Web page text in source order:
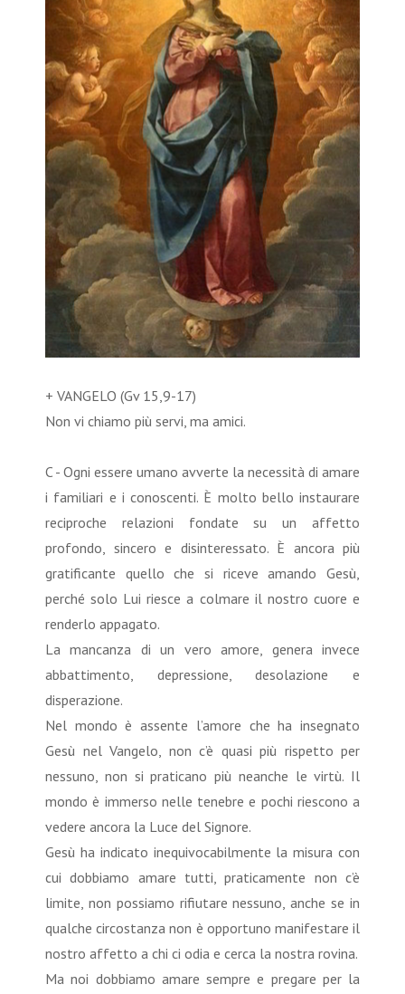
+ VANGELO (Gv 15,9-17)
Non vi chiamo più servi, ma amici.
C - Ogni essere umano avverte la necessità di amare
i familiari e i conoscenti. È molto bello instaurare
reciproche relazioni fondate su un affetto
profondo, sincero e disinteressato. È ancora più
gratificante quello che si riceve amando Gesù,
perché solo Lui riesce a colmare il nostro cuore e
renderlo appagato.
La mancanza di un vero amore, genera invece
abbattimento, depressione, desolazione e
disperazione.
Nel mondo è assente l’amore che ha insegnato
Gesù nel Vangelo, non c’è quasi più rispetto per
nessuno, non si praticano più neanche le virtù. Il
mondo è immerso nelle tenebre e pochi riescono a
vedere ancora la Luce del Signore.
Gesù ha indicato inequivocabilmente la misura con
cui dobbiamo amare tutti, praticamente non c’è
limite, non possiamo rifiutare nessuno, anche se in
qualche circostanza non è opportuno manifestare il
nostro affetto a chi ci odia e cerca la nostra rovina.
Ma noi dobbiamo amare sempre e pregare per la